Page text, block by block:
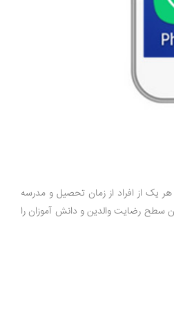
یک از افراد از زمان تحصیل و مدرسه
سطح رضایت والدین و دانش آموزان را